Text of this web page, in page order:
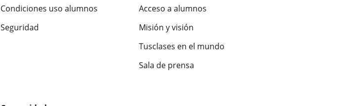
Condiciones uso alumnos
Seguridad
Acceso a alumnos
Misión y visión
Tusclases en el mundo
Sala de prensa